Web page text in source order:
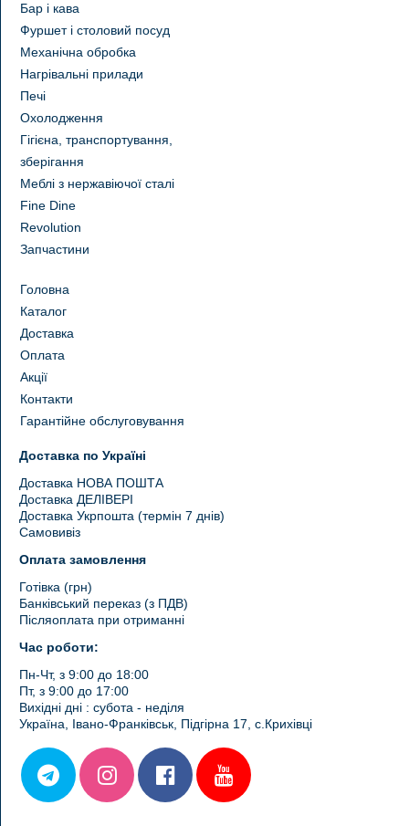
Бар і кава
Фуршет і столовий посуд
Механічна обробка
Нагрівальні прилади
Печі
Охолодження
Гігієна, транспортування,
зберігання
Меблі з нержавіючої сталі
Fine Dine
Revolution
Запчастини
Головна
Каталог
Доставка
Оплата
Акції
Контакти
Гарантійне обслуговування
Доставка по Україні
Доставка НОВА ПОШТА
Доставка ДЕЛІВЕРІ
Доставка Укрпошта (термін 7 днів)
Самовивіз
Оплата замовлення
Готівка (грн)
Банківський переказ (з ПДВ)
Післяоплата при отриманні
Час роботи:
Пн-Чт, з 9:00 до 18:00
Пт, з 9:00 до 17:00
Вихідні дні : субота - неділя
Україна, Івано-Франківськ, Підгірна 17, с.Крихівці